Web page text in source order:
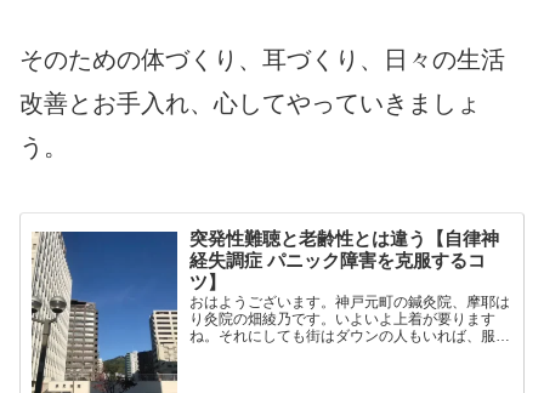
そのための体づくり、耳づくり、日々の生活
改善とお手入れ、心してやっていきましょ
う。
突発性難聴と老齢性とは違う【自律神
経失調症 パニック障害を克服するコ
ツ】
おはようございます。神戸元町の鍼灸院、摩耶は
り灸院の畑綾乃です。いよいよ上着が要ります
ね。それにしても街はダウンの人もいれば、服も